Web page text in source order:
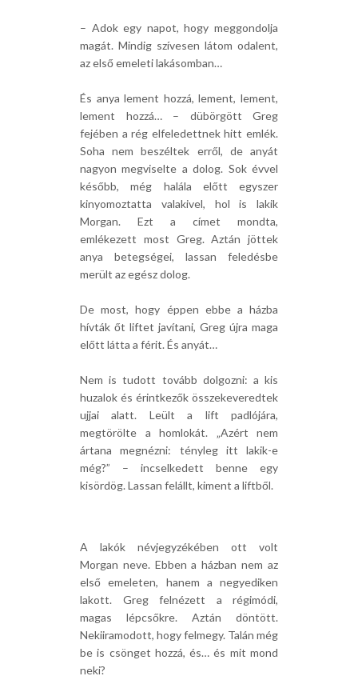
– Adok egy napot, hogy meggondolja
magát. Mindig szívesen látom odalent,
az első emeleti lakásomban…
És anya lement hozzá, lement, lement,
lement hozzá… – dübörgött Greg
fejében a rég elfeledettnek hitt emlék.
Soha nem beszéltek erről, de anyát
nagyon megviselte a dolog. Sok évvel
később, még halála előtt egyszer
kinyomoztatta valakivel, hol is lakik
Morgan. Ezt a címet mondta,
emlékezett most Greg. Aztán jöttek
anya betegségei, lassan feledésbe
merült az egész dolog.
De most, hogy éppen ebbe a házba
hívták őt liftet javítani, Greg újra maga
előtt látta a férit. És anyát…
Nem is tudott tovább dolgozni: a kis
huzalok és érintkezők összekeveredtek
ujjai alatt. Leült a lift padlójára,
megtörölte a homlokát. „Azért nem
ártana megnézni: tényleg itt lakik-e
még?” – incselkedett benne egy
kisördög. Lassan felállt, kiment a liftből.
A lakók névjegyzékében ott volt
Morgan neve. Ebben a házban nem az
első emeleten, hanem a negyediken
lakott. Greg felnézett a régimódi,
magas lépcsőkre. Aztán döntött.
Nekiiramodott, hogy felmegy. Talán még
be is csönget hozzá, és… és mit mond
neki?